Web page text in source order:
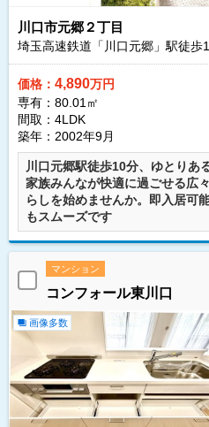
川口市元郷２丁目
埼玉高速鉄道「川口元郷」駅徒歩
価格： 4,890万円
専有：80.01㎡
間取：4LDK
築年：2002年9月
川口元郷駅徒歩10分、ゆとりあ
家族みんなが快適に過ごせる広
らしを始めませんか。即入居可
もスムーズです
マンション
コンフォール東川口
画像多数